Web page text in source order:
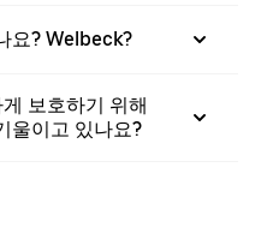
요? Welbeck?
보호하기 위해
울이고 있나요?